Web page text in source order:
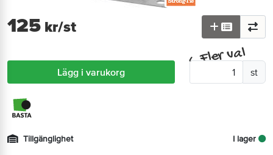
125 kr/st
^Fler val
Lägg i varukorg st
Tillgänglighet I lager